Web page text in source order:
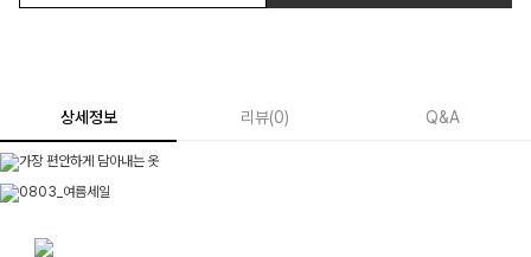
상세정보 리뷰(0) Q&A